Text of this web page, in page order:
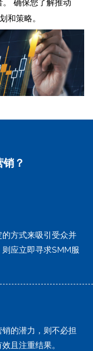
确保您了解推动
和策略。
？
方式来吸引受众并
应立即寻求SMM服
的潜力，则不必担
且注重结果。